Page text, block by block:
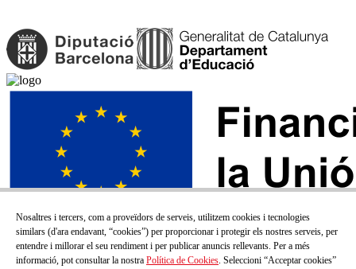
Nosaltres i tercers, com a proveïdors de serveis, utilitzem cookies i tecnologies
similars (d'ara endavant, “cookies”) per proporcionar i protegir els nostres serveis, per
entendre i millorar el seu rendiment i per publicar anuncis rellevants. Per a més
informació, pot consultar la nostra Política de Cookies. Seleccioni “Acceptar cookies”